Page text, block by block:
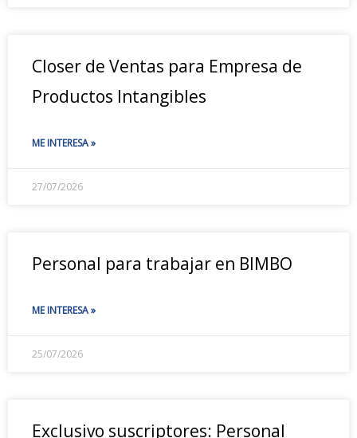
Closer de Ventas para Empresa de
Productos Intangibles
ME INTERESA »
27/07/2026
Personal para trabajar en BIMBO
ME INTERESA »
25/07/2026
Exclusivo suscriptores: Personal